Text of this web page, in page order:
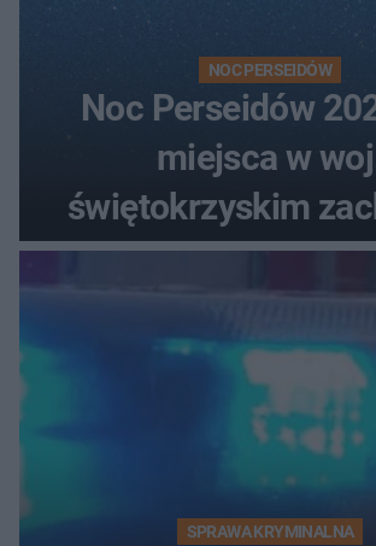
NOC PERSEIDÓW
Noc Perseidów
miejsca w
świętokrzyskim
każdego miłośnika
SPRAWA KRYMINALNA